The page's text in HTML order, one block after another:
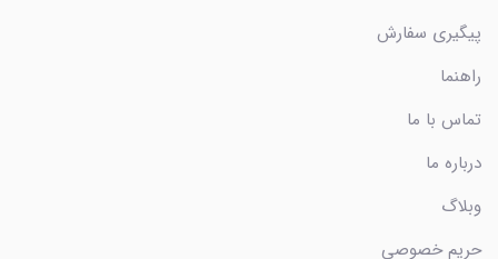
پیگیری سفارش
راهنما
تماس با ما
درباره ما
وبلاگ
حریم خصوصی